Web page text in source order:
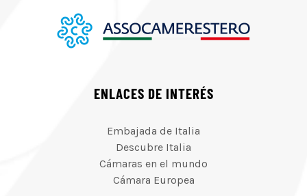
ENLACES DE INTERÉS
Embajada de Italia
Descubre Italia
Cámaras en el mundo
Cámara Europea